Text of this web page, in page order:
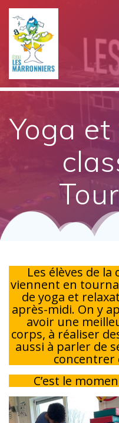
Yoga
Les élèves de
viennent en
de yoga et
après-midi. On y
avoir une
corps, à réaliser
aussi à parler de
concentrer
C’est le